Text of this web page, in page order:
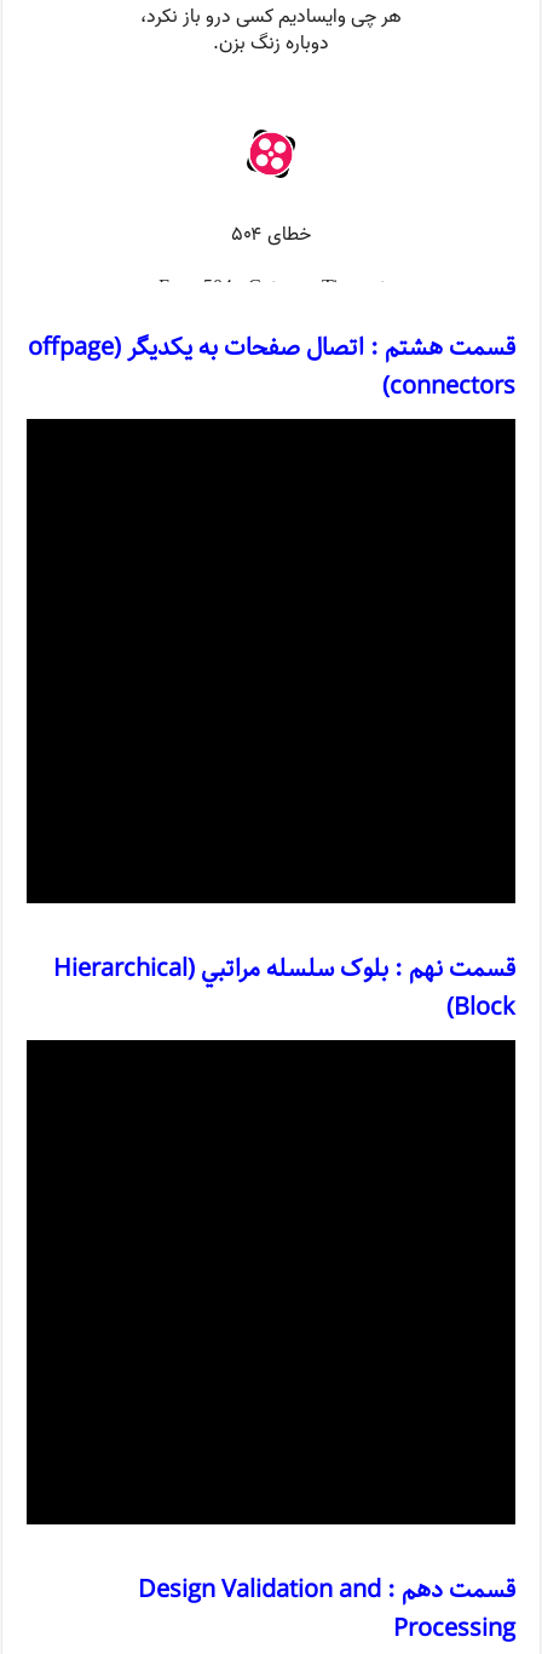
قسمت هشتم : اتصال صفحات به یکدیگر (offpage
connectors)
قسمت نهم : بلوکسلسله مراتبي (Hierarchical
Block)
قسمت دهم : Design Validation and
Processing